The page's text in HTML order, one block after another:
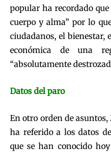
popular ha recordado
cuerpo y alma” por lo
ciudadanos, el bienestar,
económica de una
“absolutamente
Datos del paro
En otro orden de
ha referido a los datos
que se han conocido